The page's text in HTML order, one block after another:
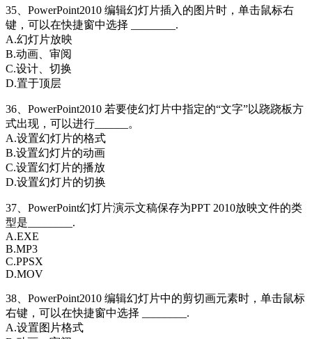
35、PowerPoint2010 编辑幻灯片插入的图片时，单击鼠标右
键，可以在快捷窗中选择 ________.
A.幻灯片放映
B.动画、审阅
C.设计、切换
D.置于顶层
36、PowerPoint2010 若要使幻灯片中指定的“文字”以跷跷板方
式出现，可以进行______。
A.设置幻灯片的格式
B.设置幻灯片的动画
C.设置幻灯片的播放
D.设置幻灯片的切换
37、PowerPoint幻灯片演示文稿保存为PPT 2010放映文件的类
型是________.
A.EXE
B.MP3
C.PPSX
D.MOV
38、PowerPoint2010 编辑幻灯片中的剪切画元素时，单击鼠标
右键，可以在快捷窗中选择 ________.
A.设置图片格式